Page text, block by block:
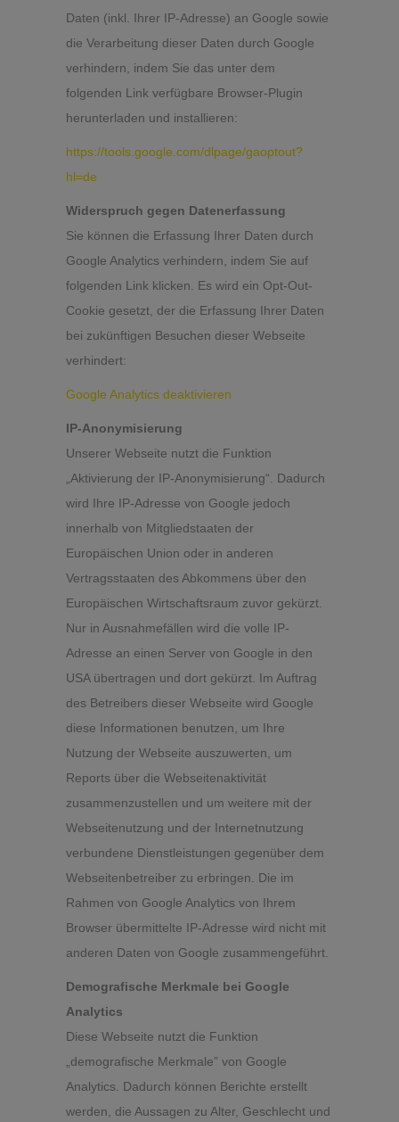
Daten (inkl. Ihrer IP-Adresse) an Google sowie
die Verarbeitung dieser Daten durch Google
verhindern, indem Sie das unter dem
folgenden Link verfügbare Browser-Plugin
herunterladen und installieren:
https://tools.google.com/dlpage/gaoptout?
hl=de
Widerspruch gegen Datenerfassung
Sie können die Erfassung Ihrer Daten durch
Google Analytics verhindern, indem Sie auf
folgenden Link klicken. Es wird ein Opt-Out-
Cookie gesetzt, der die Erfassung Ihrer Daten
bei zukünftigen Besuchen dieser Webseite
verhindert:
Google Analytics deaktivieren
IP-Anonymisierung
Unserer Webseite nutzt die Funktion
„Aktivierung der IP-Anonymisierung“. Dadurch
wird Ihre IP-Adresse von Google jedoch
innerhalb von Mitgliedstaaten der
Europäischen Union oder in anderen
Vertragsstaaten des Abkommens über den
Europäischen Wirtschaftsraum zuvor gekürzt.
Nur in Ausnahmefällen wird die volle IP-
Adresse an einen Server von Google in den
USA übertragen und dort gekürzt. Im Auftrag
des Betreibers dieser Webseite wird Google
diese Informationen benutzen, um Ihre
Nutzung der Webseite auszuwerten, um
Reports über die Webseitenaktivität
zusammenzustellen und um weitere mit der
Webseitenutzung und der Internetnutzung
verbundene Dienstleistungen gegenüber dem
Webseitenbetreiber zu erbringen. Die im
Rahmen von Google Analytics von Ihrem
Browser übermittelte IP-Adresse wird nicht mit
anderen Daten von Google zusammengeführt.
Demografische Merkmale bei Google
Analytics
Diese Webseite nutzt die Funktion
„demografische Merkmale” von Google
Analytics. Dadurch können Berichte erstellt
werden, die Aussagen zu Alter, Geschlecht und